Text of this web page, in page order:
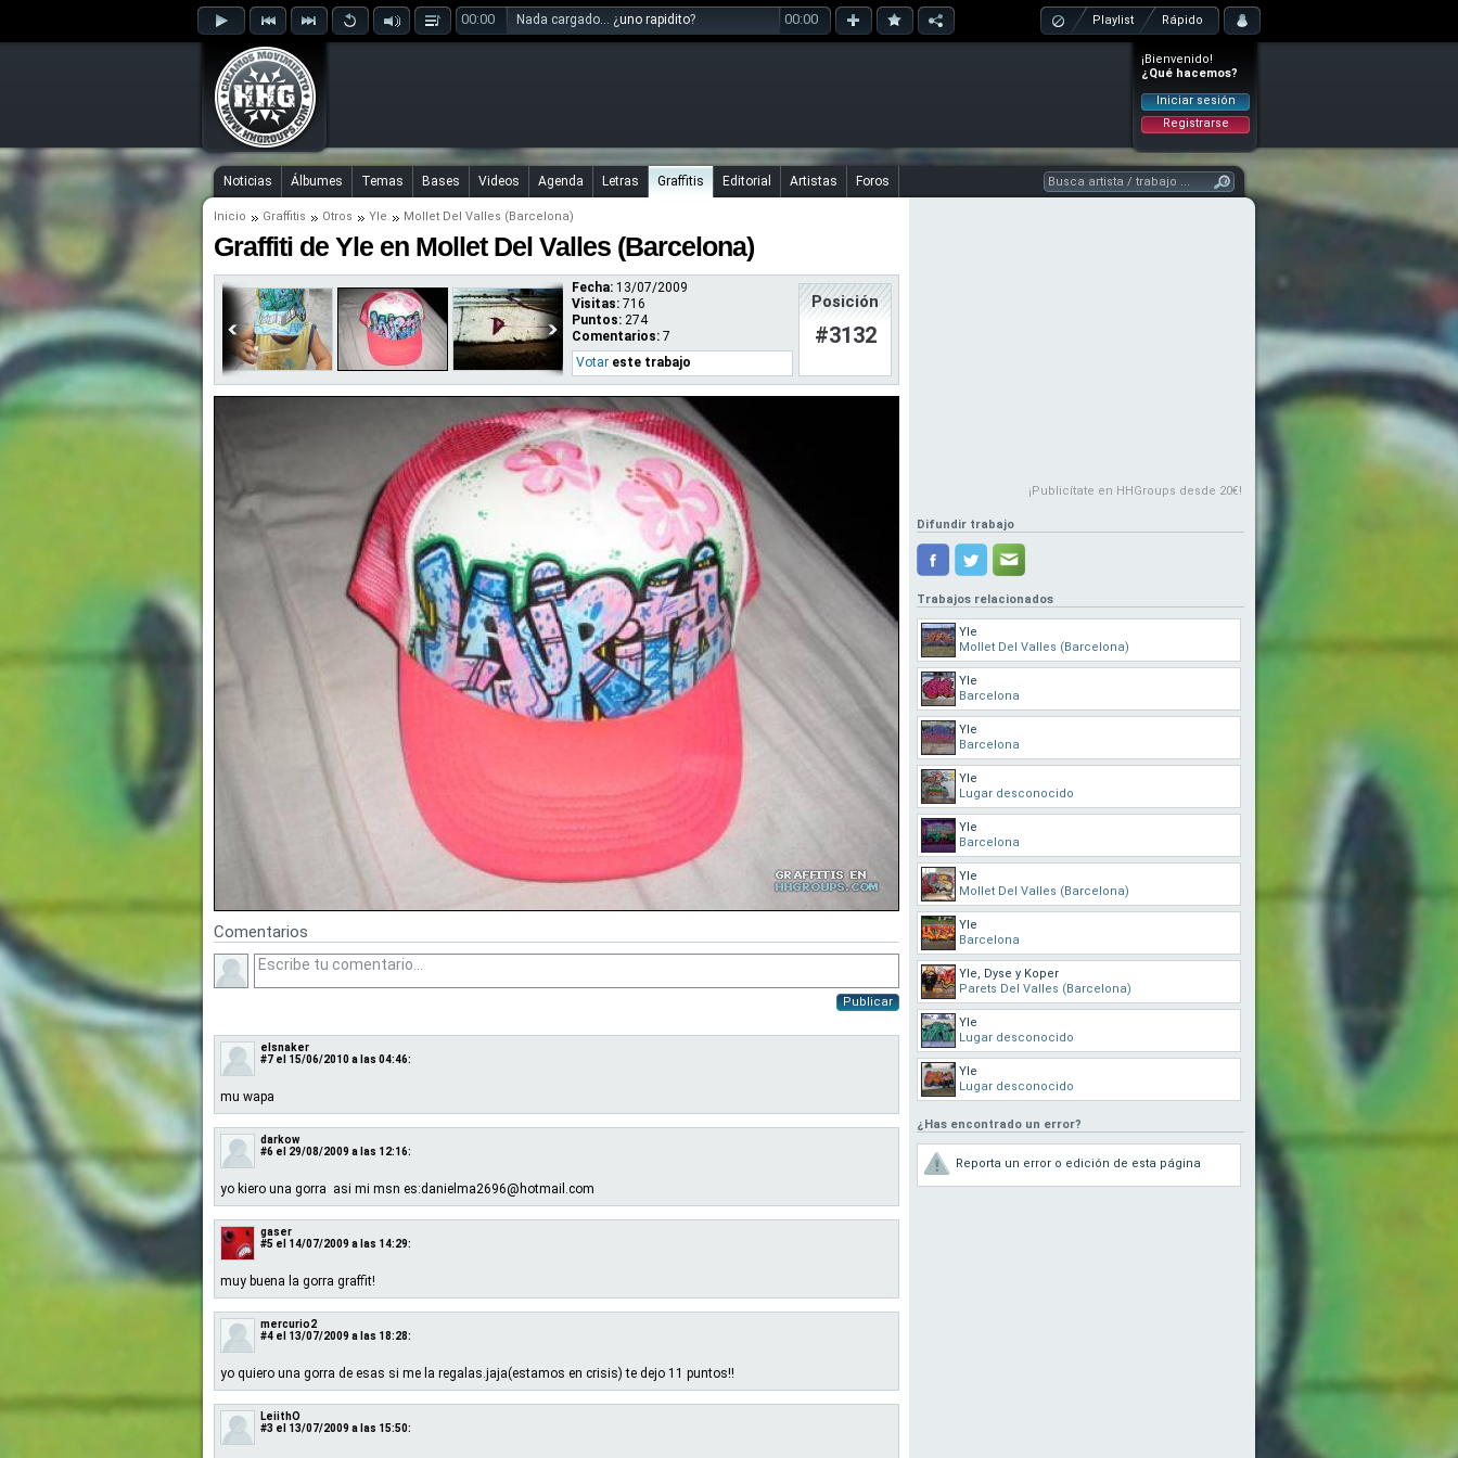
00:00 Nada cargado... ¿uno rapidito? 00:00 Playlist Rápido
¡Bienvenido!
¿Qué hacemos?
Iniciar sesión
Registrarse
Noticias Álbumes Temas Bases Videos Agenda Letras Graffitis Editorial Artistas Foros
Inicio Graffitis Otros Yle Mollet Del Valles (Barcelona)
Graffiti de Yle en Mollet Del Valles (Barcelona)
Fecha: 13/07/2009
Visitas: 716
Puntos: 274
Comentarios: 7
Votar este trabajo
Posición
#3132
Comentarios
Publicar
elsnaker
#7 el 15/06/2010 a las 04:46:
mu wapa
darkow
#6 el 29/08/2009 a las 12:16:
yo kiero una gorra asi mi msn es:danielma2696@hotmail.com
gaser
#5 el 14/07/2009 a las 14:29:
muy buena la gorra graffit!
mercurio2
#4 el 13/07/2009 a las 18:28:
yo quiero una gorra de esas si me la regalas.jaja(estamos en crisis) te dejo 11 puntos!!
LeiithO
#3 el 13/07/2009 a las 15:50:
¡Publicítate en HHGroups desde 20€!
Difundir trabajo
Trabajos relacionados
Yle
Mollet Del Valles (Barcelona)
Yle
Barcelona
Yle
Barcelona
Yle
Lugar desconocido
Yle
Barcelona
Yle
Mollet Del Valles (Barcelona)
Yle
Barcelona
Yle, Dyse y Koper
Parets Del Valles (Barcelona)
Yle
Lugar desconocido
Yle
Lugar desconocido
¿Has encontrado un error?
Reporta un error o edición de esta página